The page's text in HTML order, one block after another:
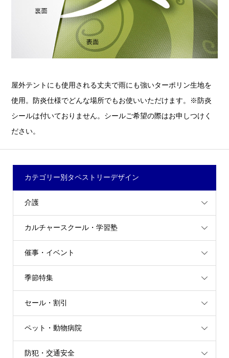
屋外テントにも使用される丈夫で雨にも強いターポリン生地を
使用。防炎仕様でどんな場所でもお使いいただけます。※防炎
シールは付いておりません。シールご希望の際はお申しつけく
ださい。
カテゴリー別タペストリーデザイン
介護
カルチャースクール・学習塾
催事・イベント
季節特集
セール・割引
ペット・動物病院
防犯・交通安全